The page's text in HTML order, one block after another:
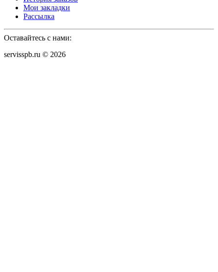
Мои закладки
Рассылка
Оставайтесь с нами:
servisspb.ru © 2026